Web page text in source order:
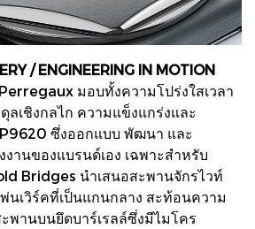
/ ENGINEERING IN MOTION
มอบทั้งความโปร่งใสเวลา
ลเชิงกลไก ความแข็งแกร่งและ
ซึ่งออกแบบ พัฒนา และ
านของแบรนด์เอง เฉพาะสำหรับ
Bridges นำเสนอสะพานจักรไวท์
นเวิร์คที่เป็นแกนกลาง สะท้อนความ
พานบนยึดบาร์เรลล์ซึ่งมีไมโคร